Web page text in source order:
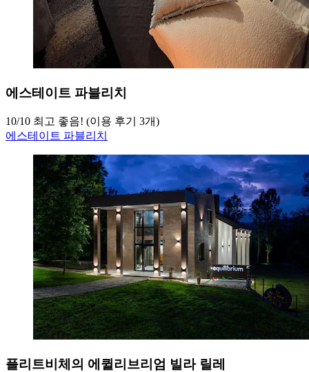
에스테이트 파블리치
10/10 최고 좋음! (이용 후기 3개)
에스테이트 파블리치
플리트비체의 에퀼리브리엄 빌라 릴레